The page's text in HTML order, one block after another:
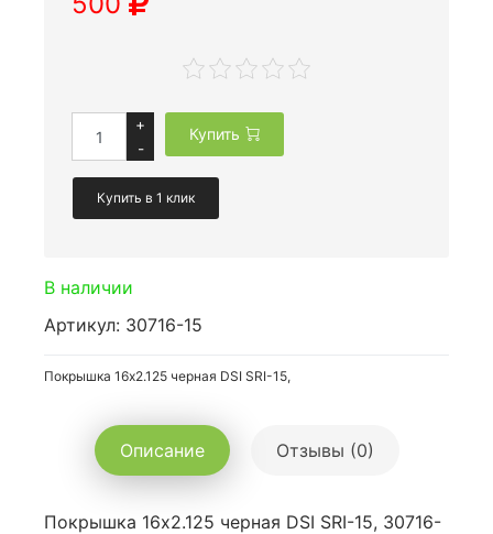
+
-
Купить
Купить в 1 клик
В наличии
Артикул: 30716-15
Покрышка 16x2.125 черная DSI SRI-15,
Описание Отзывы (0)
Покрышка 16x2.125 черная DSI SRI-15, 30716-